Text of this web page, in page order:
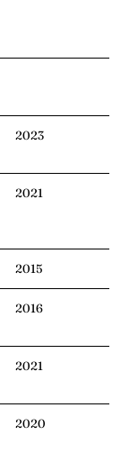
2023
2021
2015
2016
2021
2020